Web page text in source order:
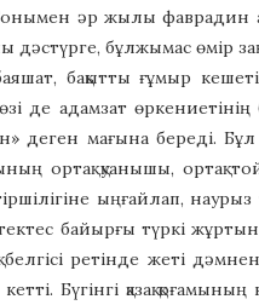
әр жылы фаврадин
дәстүрге, бұлжымас өмір
бақытты ғұмыр
де адамзат
деген мағына береді.
ортақ қуанышы, ортақ
ыңғайлап,
байырғы түркі
белгісі ретінде жеті
Бүгінгі қазақ